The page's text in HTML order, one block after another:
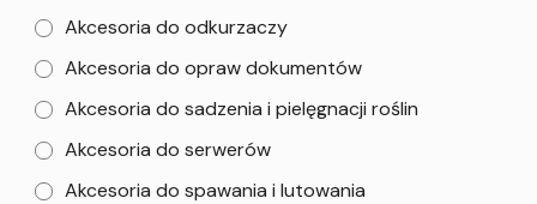
Akcesoria do odkurzaczy
Akcesoria do opraw dokumentów
Akcesoria do sadzenia i pielęgnacji roślin
Akcesoria do serwerów
Akcesoria do spawania i lutowania